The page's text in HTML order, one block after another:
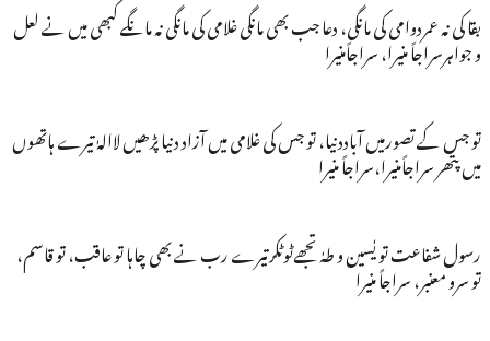
بقا کی نہ عمردوامی کی مانگی، دعا جب بھی مانگی غلامی کی مانگی نہ مانگے کبھی میں نے لعل
و جواہرسراجاً منیرا، سراجاًمنیرا
تو جس کے تصورمیں آباددنیا، تو جس کی غلامی میں آزاد دنیا پڑھیں لاالہٰ تیرے ہاتھوں
میں پتھر سراجاًمنیرا،سراجاً منیرا
رسول شفاعت تو یٰسین و طہٰ تجھےٹوٹکرتیرے رب نے بھی چاہا تو عاقب، تو قاسم،
تو سرو معنبر، سراجاً منیرا